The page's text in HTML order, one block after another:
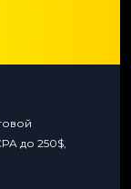
до 250$,